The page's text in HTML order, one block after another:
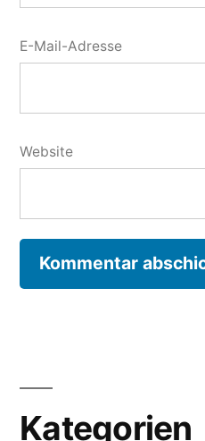
E-Mail-Adresse
Website
Kategorien